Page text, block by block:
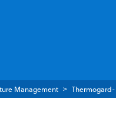
Management